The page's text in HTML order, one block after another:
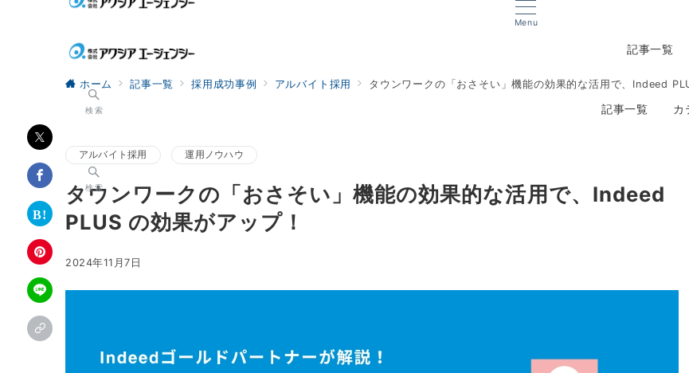
Menu
記事一覧 カ
検索
記事一覧
検索
ホーム 記事一覧 採用成功事例 アルバイト採用 タウンワークの「おさそい」機能の効果的な活用で、Indeed
アルバイト採用 運用ノウハウ
タウンワークの「おさそい」機能の効果的な活用で、Indeed
PLUS の効果がアップ！
2024年11月7日